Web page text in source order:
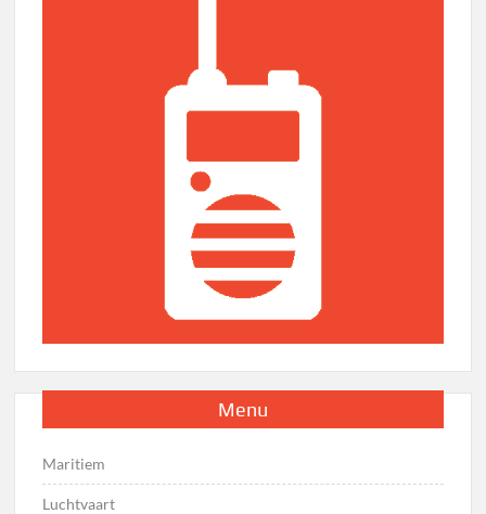
Menu
Maritiem
Luchtvaart